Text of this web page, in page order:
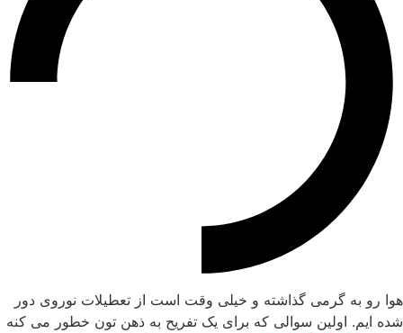
هوا رو به گرمی گذاشته و خیلی وقت است از تعطیلات نوروی دور
شده ایم. اولین سوالی که برای یک تفریح به ذهن تون خطور می کنه